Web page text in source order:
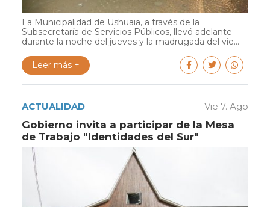
La Municipalidad de Ushuaia, a través de la
Subsecretaría de Servicios Públicos, llevó adelante
durante la noche del jueves y la madrugada del vie...
Leer más +
ACTUALIDAD Vie 7. Ago
Gobierno invita a participar de la Mesa
de Trabajo "Identidades del Sur"